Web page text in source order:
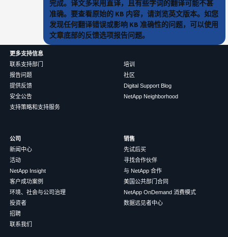
完成。译文多采用直译，且有些字词的翻译可能不甚
准确。要查看原始的 KB 内容，请浏览英文版本。如您
发现任何翻译错误或影响 KB 准确性的问题，可以使用
文章底部的反馈选项报告问题。
更多支持信息
联系支持部门
报告问题
提供反馈
安全公告
支持策略和支持服务
培训
社区
Digital Support Blog
NetApp Neighborhood
公司
新闻中心
活动
NetApp Insight
客户成功案例
环境、社会与公司治理
投资者
招聘
联系我们
销售
先试后买
寻找合作伙伴
与 NetApp 合作
美国公共部门合同
NetApp OnDemand 消费模式
数据远见者中心